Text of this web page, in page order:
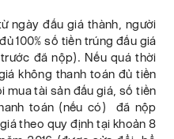
ngày đấu giá thành, người
100% số tiền trúng đấu giá
đã nộp). Nếu quá thời
không thanh toán đủ tiền
mua tài sản đấu giá, số tiền
toán (nếu có) đã nộp
theo quy định tại khoản 8